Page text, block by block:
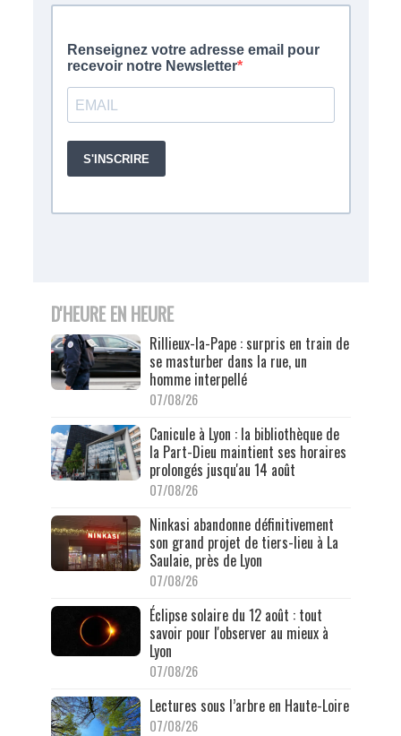
D'HEURE EN HEURE
Rillieux-la-Pape : surpris en train de
se masturber dans la rue, un
homme interpellé
07/08/26
Canicule à Lyon : la bibliothèque de
la Part-Dieu maintient ses horaires
prolongés jusqu'au 14 août
07/08/26
Ninkasi abandonne définitivement
son grand projet de tiers-lieu à La
Saulaie, près de Lyon
07/08/26
Éclipse solaire du 12 août : tout
savoir pour l'observer au mieux à
Lyon
07/08/26
Lectures sous l’arbre en Haute-Loire
07/08/26